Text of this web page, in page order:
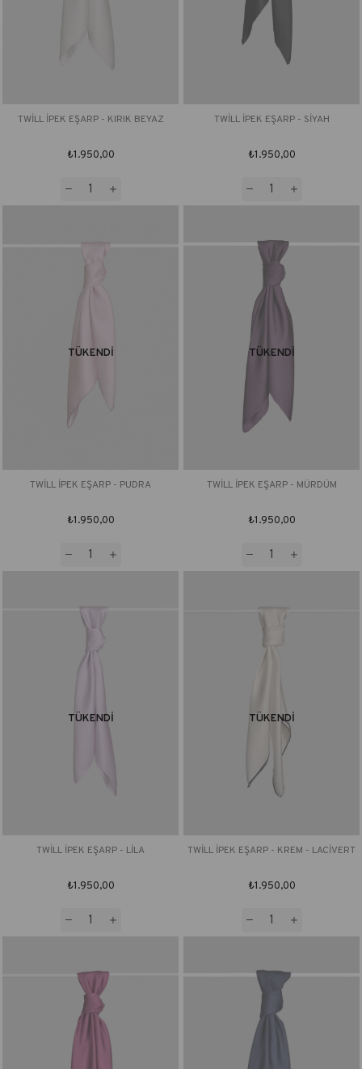
TWİLL İPEK EŞARP - KIRIK BEYAZ
₺1.950,00
TWİLL İPEK EŞARP - SİYAH
₺1.950,00
TÜKENDI
TWİLL İPEK EŞARP - PUDRA
₺1.950,00
TÜKENDI
TWİLL İPEK EŞARP - MÜRDÜM
₺1.950,00
TÜKENDI
TWİLL İPEK EŞARP - LİLA
₺1.950,00
TÜKENDI
TWİLL İPEK EŞARP - KREM - LACİVERT
₺1.950,00